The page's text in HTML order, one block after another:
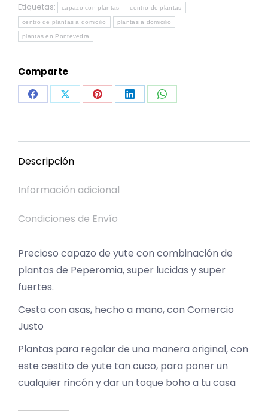
Etiquetas:
capazo con plantas centro de plantas
centro de plantas a domicilio plantas a domicilio
plantas en Pontevedra
Comparte
Share Share Share Share Share
Descripción
Información adicional
Condiciones de Envío
Precioso capazo de yute con combinación de
plantas de Peperomia, super lucidas y super
fuertes.
Cesta con asas, hecho a mano, con Comercio
Justo
Plantas para regalar de una manera original, con
este cestito de yute tan cuco, para poner un
cualquier rincón y dar un toque boho a tu casa